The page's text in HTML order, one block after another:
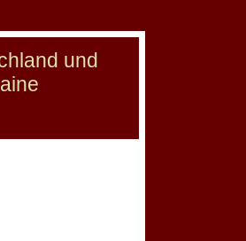
und